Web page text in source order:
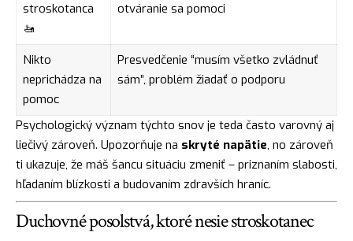
stroskotanca
🚤
otváranie sa pomoci
Nikto
neprichádza na
pomoc
Presvedčenie “musím všetko zvládnuť
sám”, problém žiadať o podporu
Psychologický význam týchto snov je teda často varovný aj
liečivý zároveň. Upozorňuje na skryté napätie, no zároveň
ti ukazuje, že máš šancu situáciu zmeniť – priznaním slabosti,
hľadaním blízkosti a budovaním zdravších hraníc.
Duchovné posolstvá, ktoré nesie stroskotanec